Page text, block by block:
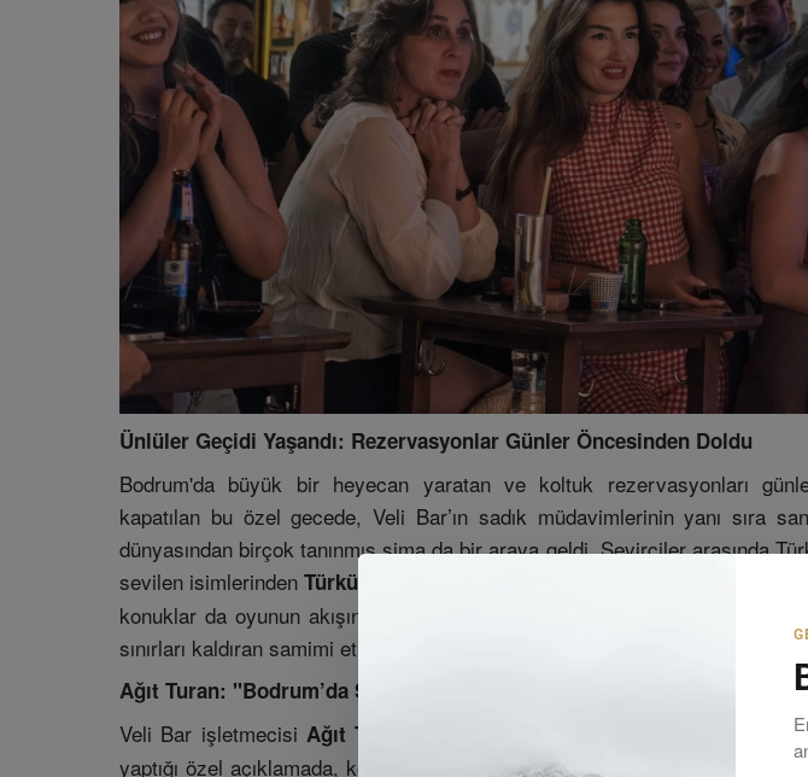
Ünlüler Geçidi Yaşandı: Rezervasyonlar Günler Öncesinden Doldu
Bodrum'da büyük bir heyecan yaratan ve koltuk rezervasyonları
kapatılan bu özel gecede, Veli Bar’ın sadık müdavimlerinin yanı sıra
dünyasından birçok tanınmış sima da bir araya geldi. Seyirciler arasında
sevilen isimlerindenTürkü Turan, Levent Can ve Erkan Taşdöğen
konuklar da oyunun akışına dahil olarak kahkaha dolu anlar yaşarken,
sınırları kaldıran samimi etkileşim Bodrum gecesine bambaşka bir elit renk
Ağıt Turan: "Bodrum’da Sanatın Ve Kahkahanın Daha Fazla Yer
Veli Bar işletmecisi Ağıt Turan
, alkış tufanı eşliğinde biten etkinlik
yaptığı özel açıklamada, köklü mekanın misyonuna dikkat çekerek kültür,